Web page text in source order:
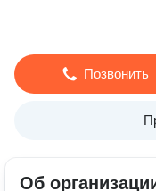
Позвонить
Об